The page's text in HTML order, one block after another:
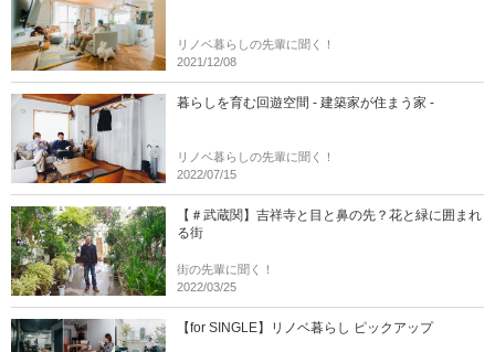
リノベ暮らしの先輩に聞く！
2021/12/08
暮らしを育む回遊空間 - 建築家が住まう家 -
リノベ暮らしの先輩に聞く！
2022/07/15
【＃武蔵関】吉祥寺と目と鼻の先？花と緑に囲まれ
る街
街の先輩に聞く！
2022/03/25
【for SINGLE】リノベ暮らし ピックアップ